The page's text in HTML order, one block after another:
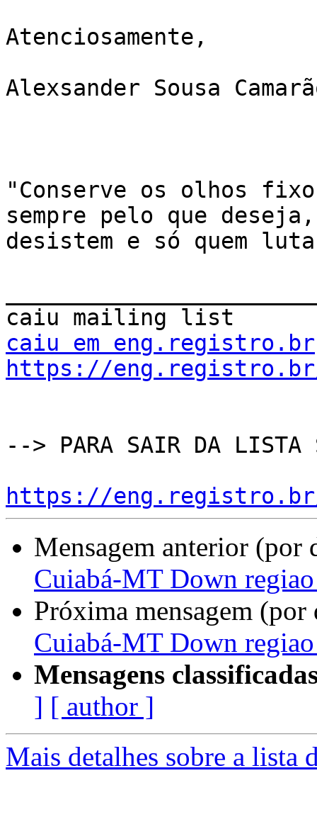
Atenciosamente,
Alexsander Sousa
"Conserve os olhos
sempre pelo que
desistem e só quem
caiu em eng.registro.br
https://
--> PARA SAIR DA LISTA
https://
Mensagem anterior (por
Cuiabá-MT Down
Próxima mensagem
Cuiabá-MT Down
Mensagens
] [ author ]
Mais detalhes sobre a lista